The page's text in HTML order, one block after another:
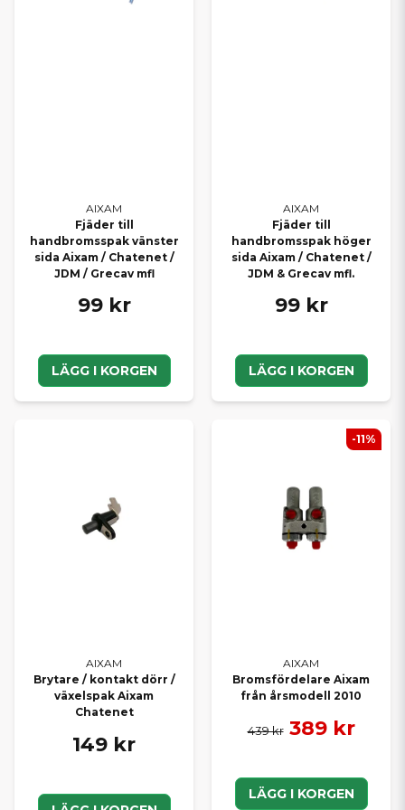
Saknar du en specifik originaldel i webbutiken? Kontakta oss
gärna så hjälper vi dig att kontrollera tillgänglighet och beställa
hem rätt del. Vi arbetar dagligen med både privatpersoner och
verkstäder och hjälper dig hitta exakt det du behöver.
Med rätt originaldelar håller du din Aixam i toppskick – tryggt,
säkert och problemfritt år efter år.
AIXAM
Fjäder till
handbromsspak vänster
sida Aixam / Chatenet /
JDM / Grecav mfl
99 kr
LÄGG I KORGEN
AIXAM
Fjäder till
handbromsspak höger
sida Aixam / Chatenet /
JDM & Grecav mfl.
99 kr
LÄGG I KORGEN
AIXAM
Brytare / kontakt dörr /
växelspak Aixam
Chatenet
149 kr
AIXAM
Bromsfördelare Aixam
från årsmodell 2010
439 kr 389 kr
LÄGG I KORGEN
-11%